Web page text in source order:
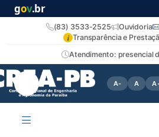
gov.br
Atendimento: presencial
(83) 3533-2525 Ouvidoria
i Transparência e
A- A